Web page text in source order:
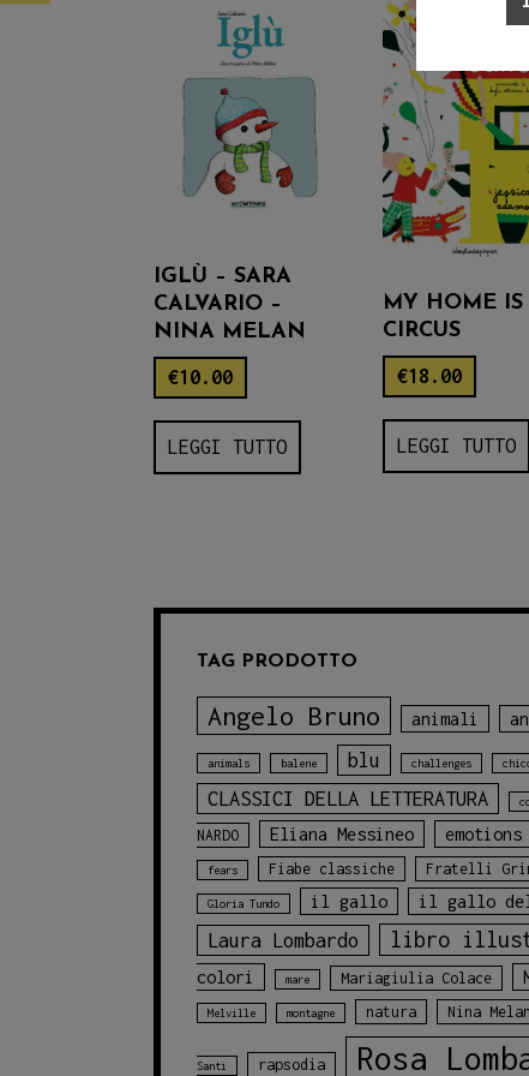
IGLÙ – SARA
CALVARIO –
NINA MELAN
€10.00
LEGGI TUTTO
MY HOME IS
CIRCUS
€18.00
LEGGI TUTTO
TAG PRODOTTO
Angelo Bruno animali
animals balene blu challenges
CLASSICI DELLA LETTERATURA
NARDO
Eliana Messineo emotions
fears Fiabe classiche Fratelli
Gloria Tundo il gallo il gallo
Laura Lombardo libro
colori
mare Mariagiulia Colace
Melville montagne natura Nina Melan
Santi rapsodia Rosa